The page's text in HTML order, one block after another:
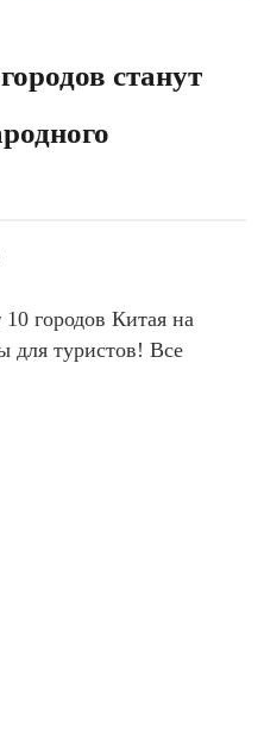
станут
городов Китая на
для туристов! Все